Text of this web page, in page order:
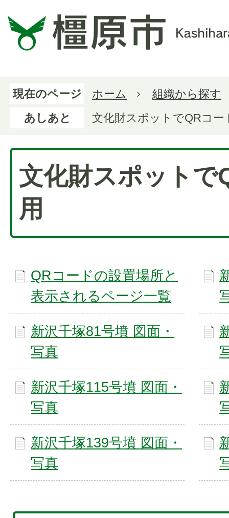
現在のページ ホーム
組織から探す
あしあと
文化財スポットでQRコー
文化財スポットで
用
QRコードの設置場所と
表示されるページ一覧
新沢千塚81号墳 図面・
写真
新沢千塚115号墳 図面・
写真
新沢千塚139号墳 図面・
写真